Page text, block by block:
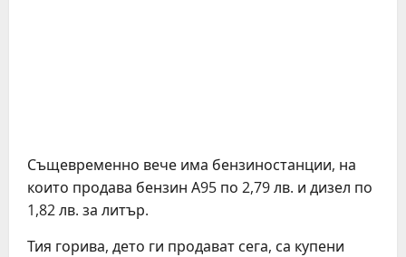
Същевременно вече има бензиностанции, на
които продава бензин А95 по 2,79 лв. и дизел по
1,82 лв. за литър.
Тия горива, дето ги продават сега, са купени